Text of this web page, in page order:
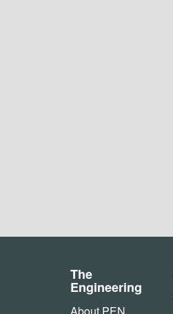
The
Engineering